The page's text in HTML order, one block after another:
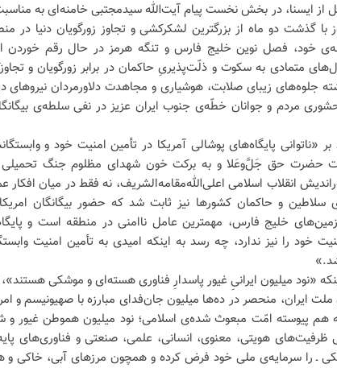
از ایسنا، در بخش نخست پیام آیت‌الله سیدمجتبی خامنه‌ای به
گذشت دو ماه از بزرگترین لشکرکشی و تجاوز زورگویان دنیا در
خود، فصل نوین خلیج فارس و تنگه هرمز در حال رقم
متمادی به سکوت و ذلّت‌پذیریِ حاکمان در برابر زورگویان و
جلوه‌های زیبای صلابت، هوشیاری و مجاهدت دلاورمردان نیروهای
مردم و جوانان خطّه‌ی جنوب ایران عزیز در نفی سلطه‌ی
«ناتوانی پایگاه‌های پوشالی آمریکا در تأمین امنیت خود و
حضرت حق جَلَّ‌وعَلا و به برکت خون شهدای مظلوم جنگ
انقلاب اسلامی اعلی‌الله‌مقامه‌الشریف، نه فقط در میان افکار
و حاکمان کشورها نیز ثابت شد که حضور بیگانگان
خلیج فارس، مهمترین عامل ناامنی در منطقه است و
خود را نیز ندارد، چه‌ رسد به اینکه امیدی به تأمین امنیت
«نود میلیون ایرانیِ غیور پاسدارِ فناوری هسته‌ای و موشکی
ایران، منحصر در ده‌ها میلیون جان‌فدای مبارزه با صهیونیسم و
هم پیوسته امّت مبعوث شده‌ی اسلامی؛ نود میلیون هموطن غیور و
ظرفیت‌های هویتی، معنوی، انسانی، علمی، صنعتی و فناوری‌های
ـ را سرمایه‌ی ‌ملی خود فرض کرده و همچون مرزهای آبی، خاکی و